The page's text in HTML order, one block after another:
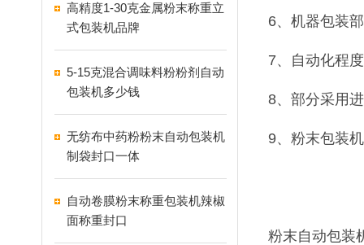
高精度1-30克金属粉末称重立
式包装机品牌
5-15克混合调味料粉粉剂自动
包装机多少钱
无纺布中药粉粉末自动包装机
制袋封口一体
自动卷膜粉末称重包装机辣椒
面称重封口
6、机器包装
7、自动化程
8、部分采用
9、粉末包装
粉末自动包装